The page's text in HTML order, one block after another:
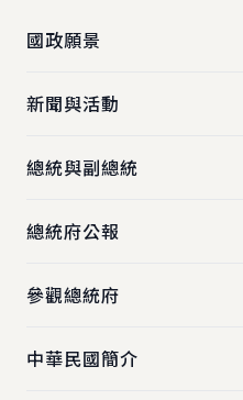
國政願景
新聞與活動
總統與副總統
總統府公報
參觀總統府
中華民國簡介